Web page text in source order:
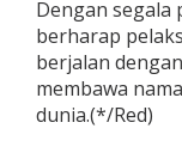
Dengan segala
berharap
berjalan
membawa
dunia.(*/Red)